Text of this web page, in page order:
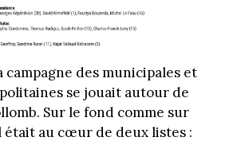
campagne des municipales et
se jouait autour de
Sur le fond comme sur
était au cœur de deux listes :